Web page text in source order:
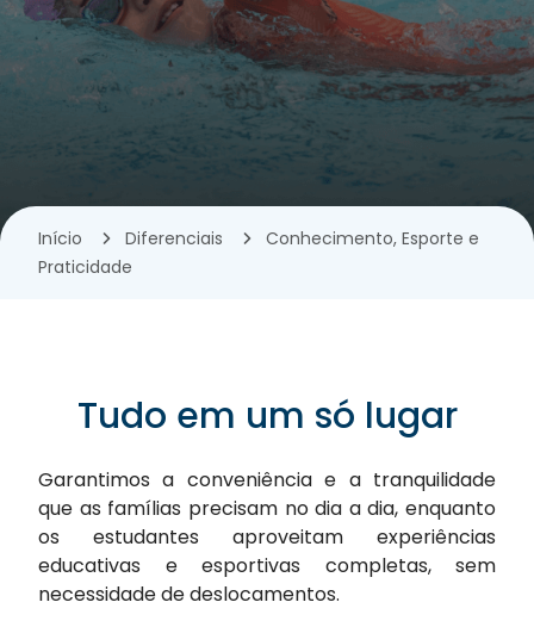
Início Diferenciais
Conhecimento, Esporte e
Praticidade
Tudo em um só lugar
Garantimos a conveniência e a tranquilidade
que as famílias precisam no dia a dia, enquanto
os estudantes aproveitam experiências
educativas e esportivas completas, sem
necessidade de deslocamentos.